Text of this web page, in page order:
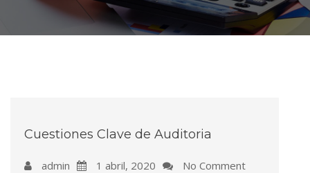
Cuestiones Clave de Auditoria
admin 1 abril, 2020 No Comment